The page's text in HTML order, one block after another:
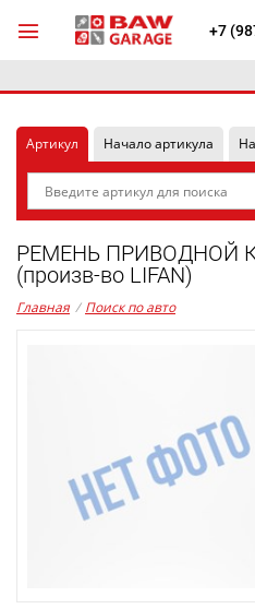
+7
Артикул Начало артикула
РЕМЕНЬ ПРИВОДНОЙ
(произв-во LIFAN)
Главная / Поиск по авто